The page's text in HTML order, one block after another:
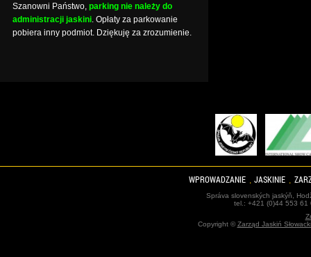
Szanowni Państwo, parking nie należy do
administracji jaskini. Opłaty za parkowanie
pobiera inny podmiot. Dziękuję za zrozumienie.
WPROWADZANIE JASKINIE
Správa slovenských jaskýň,
tel.: +421 (0)44 553
Copyright ©Zarząd Jaskiń